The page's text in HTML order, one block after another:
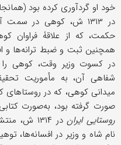
خود او گردآوری کرده بود
در ۱۳۱۳ ش، کوهی در
حکمت، که از علاقۀ فراوان
همچنین ثبت و ضبط ترانه‌ها و
در کسوت وزیر وقت، کوهی را
شفاهی آن، به مأموریت
میدانی کوهی، که در روستاهای
صورت گرفته بود، به‌صورت
روستایی ایران
در ۱۳۱۴
نام شاه و وزیر در افسانه‌ها،